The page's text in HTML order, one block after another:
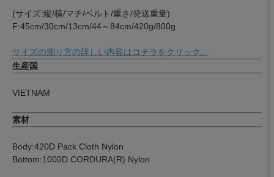
(サイズ:縦/横/マチ/ベルト/重さ/発送重量)
F:45cm/30cm/13cm/44～84cm/420g/800g
サイズの測り方の詳しい内容はコチラをクリック。
生産国
VIETNAM
素材
Body:420D Pack Cloth Nylon
Bottom:1000D CORDURA(R) Nylon